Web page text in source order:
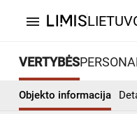
menu
VERTYBĖS
Objekto informacija